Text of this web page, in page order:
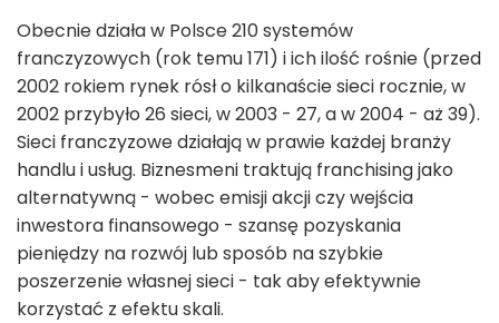
Obecnie działa w Polsce 210 systemów
franczyzowych (rok temu 171) i ich ilość rośnie (przed
2002 rokiem rynek rósł o kilkanaście sieci rocznie, w
2002 przybyło 26 sieci, w 2003 - 27, a w 2004 - aż 39).
Sieci franczyzowe działają w prawie każdej branży
handlu i usług. Biznesmeni traktują franchising jako
alternatywną - wobec emisji akcji czy wejścia
inwestora finansowego - szansę pozyskania
pieniędzy na rozwój lub sposób na szybkie
poszerzenie własnej sieci - tak aby efektywnie
korzystać z efektu skali.